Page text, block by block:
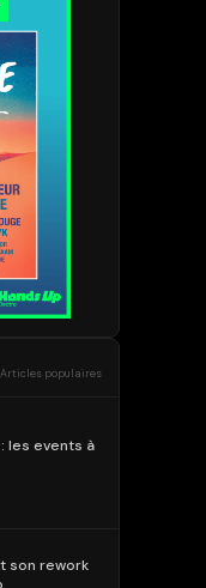
Articles populaires
les events à
son rework